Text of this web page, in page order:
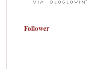
Follower